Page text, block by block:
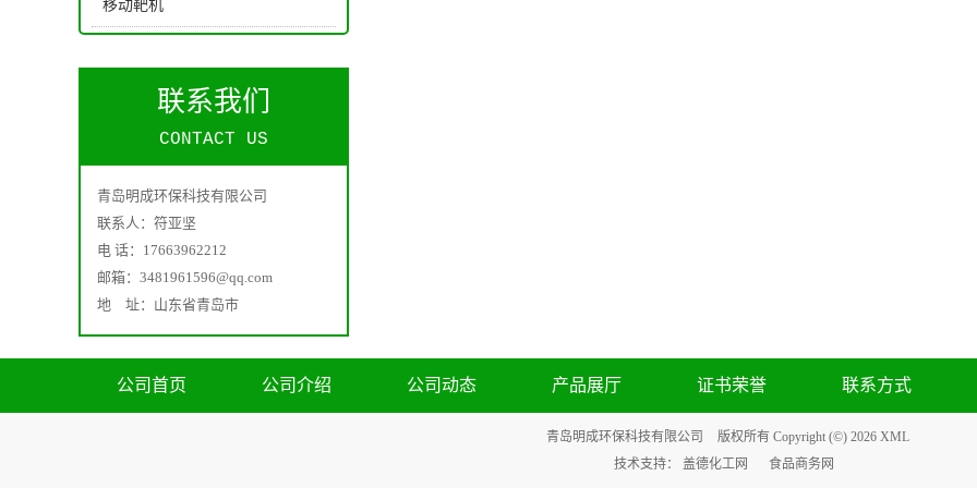
移动靶机
联系我们
CONTACT US
青岛明成环保科技有限公司
联系人：符亚坚
电 话：17663962212
邮箱：3481961596@qq.com
地 址：山东省青岛市
公司首页 公司介绍 公司动态 产品展厅 证书荣誉 联系方式
青岛明成环保科技有限公司 版权所有 Copyright (©) 2026 XML
技术支持： 盖德化工网 食品商务网